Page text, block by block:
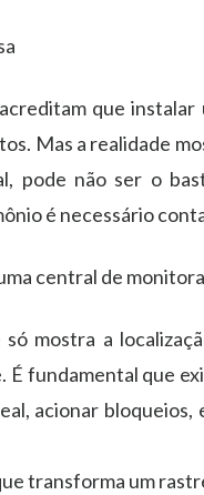
que
Mas a realidade
pode não ser o
é necessário
central de
mostra a
É fundamental que
acionar
transforma um